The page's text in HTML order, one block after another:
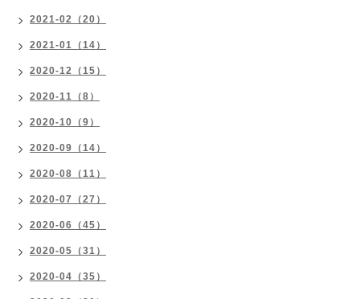
2021-02（20）
2021-01（14）
2020-12（15）
2020-11（8）
2020-10（9）
2020-09（14）
2020-08（11）
2020-07（27）
2020-06（45）
2020-05（31）
2020-04（35）